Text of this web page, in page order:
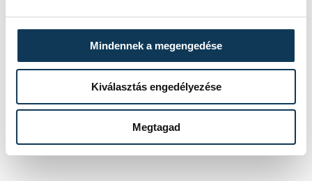
Mindennek a megengedése
Kiválasztás engedélyezése
Megtagad
Simon
Dániel